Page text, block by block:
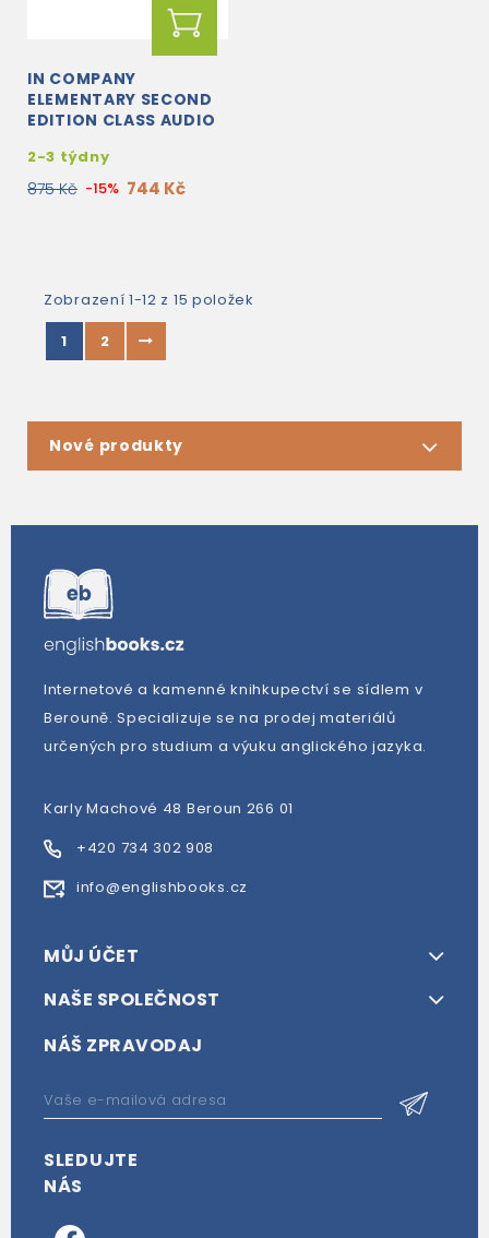
IN COMPANY
ELEMENTARY SECOND
EDITION CLASS AUDIO
2-3 týdny
875 Kč -15% 744 Kč
Zobrazení 1-12 z 15 položek
1
2
Nové produkty
Internetové a kamenné knihkupectví se sídlem v
Berouně. Specializuje se na prodej materiálů
určených pro studium a výuku anglického jazyka.
Karly Machové 48 Beroun 266 01
+420 734 302 908
info@englishbooks.cz
MŮJ ÚČET
NAŠE SPOLEČNOST
NÁŠ ZPRAVODAJ
SLEDUJTE
NÁS